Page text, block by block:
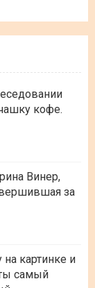
кофе.
Винер,
за
картинке и
самый